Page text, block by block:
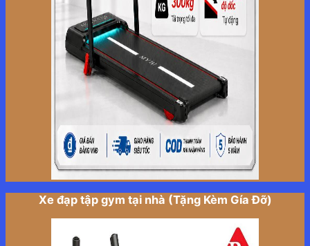
Xe đạp tập gym tại nhà (Tặng Kèm Gía Đỡ)